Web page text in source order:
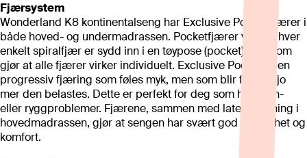
Fjærsystem
Wonderland K8 kontinentalseng har Exclusive Pocket fjærer i
både hoved- og undermadrassen. Pocketfjærer vil si at hver
enkelt spiralfjær er sydd inn i en tøypose (pocket), noe som
gjør at alle fjærer virker individuelt. Exclusive Pocket er en
progressiv fjæring som føles myk, men som blir fastere jo
mer den belastes. Dette er perfekt for deg som har søvn-
eller ryggproblemer. Fjærene, sammen med latex stopning i
hovedmadrassen, gjør at sengen har svært god følsomhet og
komfort.